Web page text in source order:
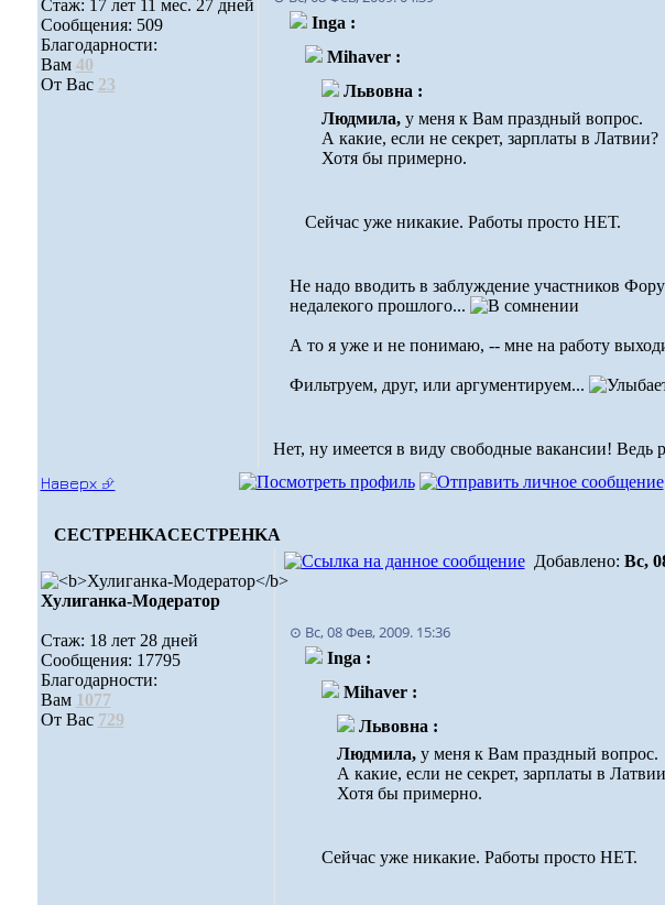
Стаж: 17 лет 11 мес. 27 дней
Сообщения: 509
Благодарности:
Вам 40
От Вас 23
Inga :
Mihaver :
Львовна :
Людмила, у меня к Вам праздный вопрос.
А какие, если не секрет, зарплаты в Латвии?
Хотя бы примерно.
Сейчас уже никакие. Работы просто НЕТ.
Не надо вводить в заблуждение участников
недалекого прошлого...
А то я уже и не понимаю, -- мне на работу
Фильтруем, друг, или аргументируем...
Нет, ну имеется в виду свободные вакансии! Ведь
Наверх ⮵
CECTPEHKACECTPEHKA
Хулиганка-Модератор
Стаж: 18 лет 28 дней
Сообщения: 17795
Благодарности:
Вам 1077
От Вас 729
Добавлено: Вс,
⊙ Вс, 08 Фев, 2009. 15:36
Inga :
Mihaver :
Львовна :
Людмила, у меня к Вам праздный вопрос.
А какие, если не секрет, зарплаты в
Хотя бы примерно.
Сейчас уже никакие. Работы просто НЕТ.